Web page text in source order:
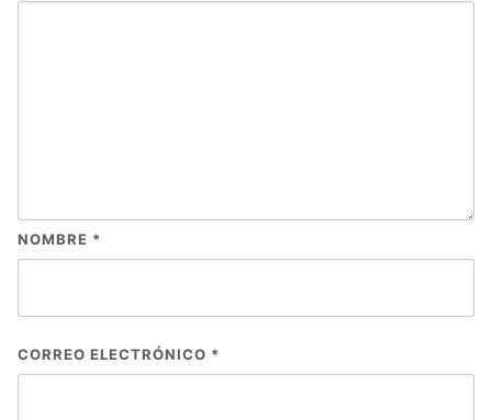
NOMBRE *
CORREO ELECTRÓNICO *